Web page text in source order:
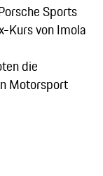
Sports
Kurs von Imola
die
Motorsport